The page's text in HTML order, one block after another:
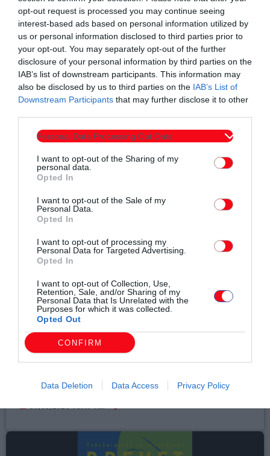
opt-out request is processed you may continue seeing
interest-based ads based on personal information utilized by
us or personal information disclosed to third parties prior to
your opt-out. You may separately opt-out of the further
disclosure of your personal information by third parties on the
IAB’s list of downstream participants. This information may
also be disclosed by us to third parties on the IAB’s List of
Downstream Participants that may further disclose it to other
Personal Data Processing Opt Outs
I want to opt-out of the Sharing of my
personal data.
Opted In
I want to opt-out of the Sale of my
Personal Data.
Opted In
I want to opt-out of processing my
Personal Data for Targeted Advertising.
Opted In
I want to opt-out of Collection, Use,
Retention, Sale, and/or Sharing of my
Personal Data that Is Unrelated with the
Purposes for which it was collected.
Opted Out
CONFIRM
Data Deletion Data Access Privacy Policy
ERKO.GR
email
Σχετικά άρθρα
Αθλητικά
Βικελίδης» για τον Πανθρακικό (+fotos)